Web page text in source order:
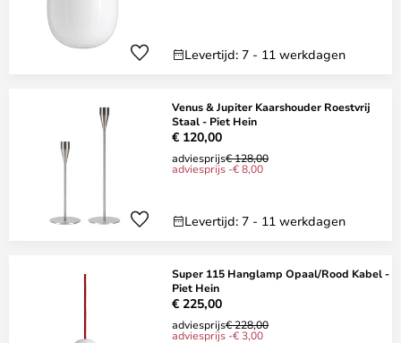
Levertijd: 7 - 11 werkdagen
Venus & Jupiter Kaarshouder Roestvrij
Staal - Piet Hein
€ 120,00
adviesprijs€ 128,00
adviesprijs -€ 8,00
Levertijd: 7 - 11 werkdagen
Super 115 Hanglamp Opaal/Rood Kabel -
Piet Hein
€ 225,00
adviesprijs€ 228,00
adviesprijs -€ 3,00